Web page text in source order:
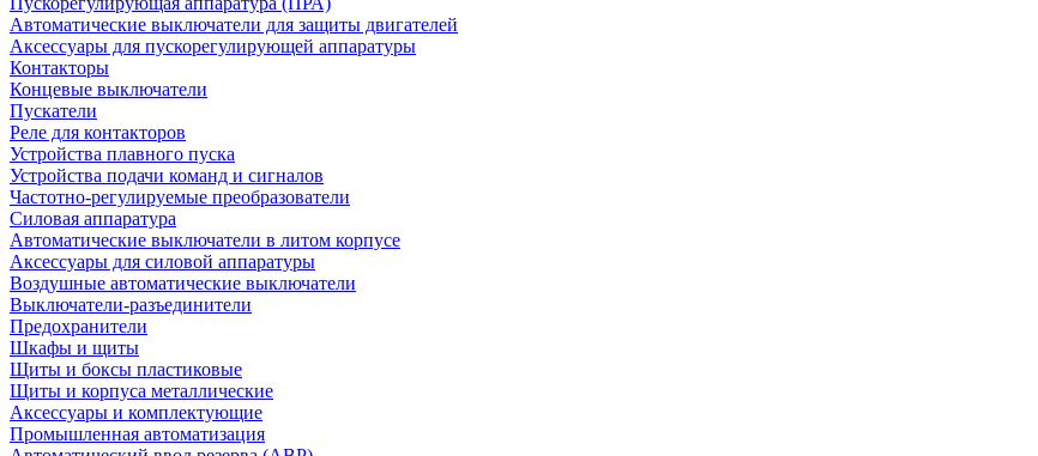
Автоматические выключатели для защиты двигателей
Аксессуары для пускорегулирующей аппаратуры
Контакторы
Концевые выключатели
Пускатели
Реле для контакторов
Устройства плавного пуска
Устройства подачи команд и сигналов
Частотно-регулируемые преобразователи
Силовая аппаратура
Автоматические выключатели в литом корпусе
Аксессуары для силовой аппаратуры
Воздушные автоматические выключатели
Выключатели-разъединители
Предохранители
Шкафы и щиты
Щиты и боксы пластиковые
Щиты и корпуса металлические
Аксессуары и комплектующие
Промышленная автоматизация